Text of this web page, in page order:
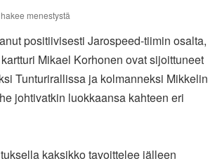
menestystä
positiivisesti Jarospeed-tiimin osalta,
Mikael Korhonen ovat sijoittuneet
Tunturirallissa ja kolmanneksi Mikkelin
johtivatkin luokkaansa kahteen eri
kaksikko tavoittelee jälleen